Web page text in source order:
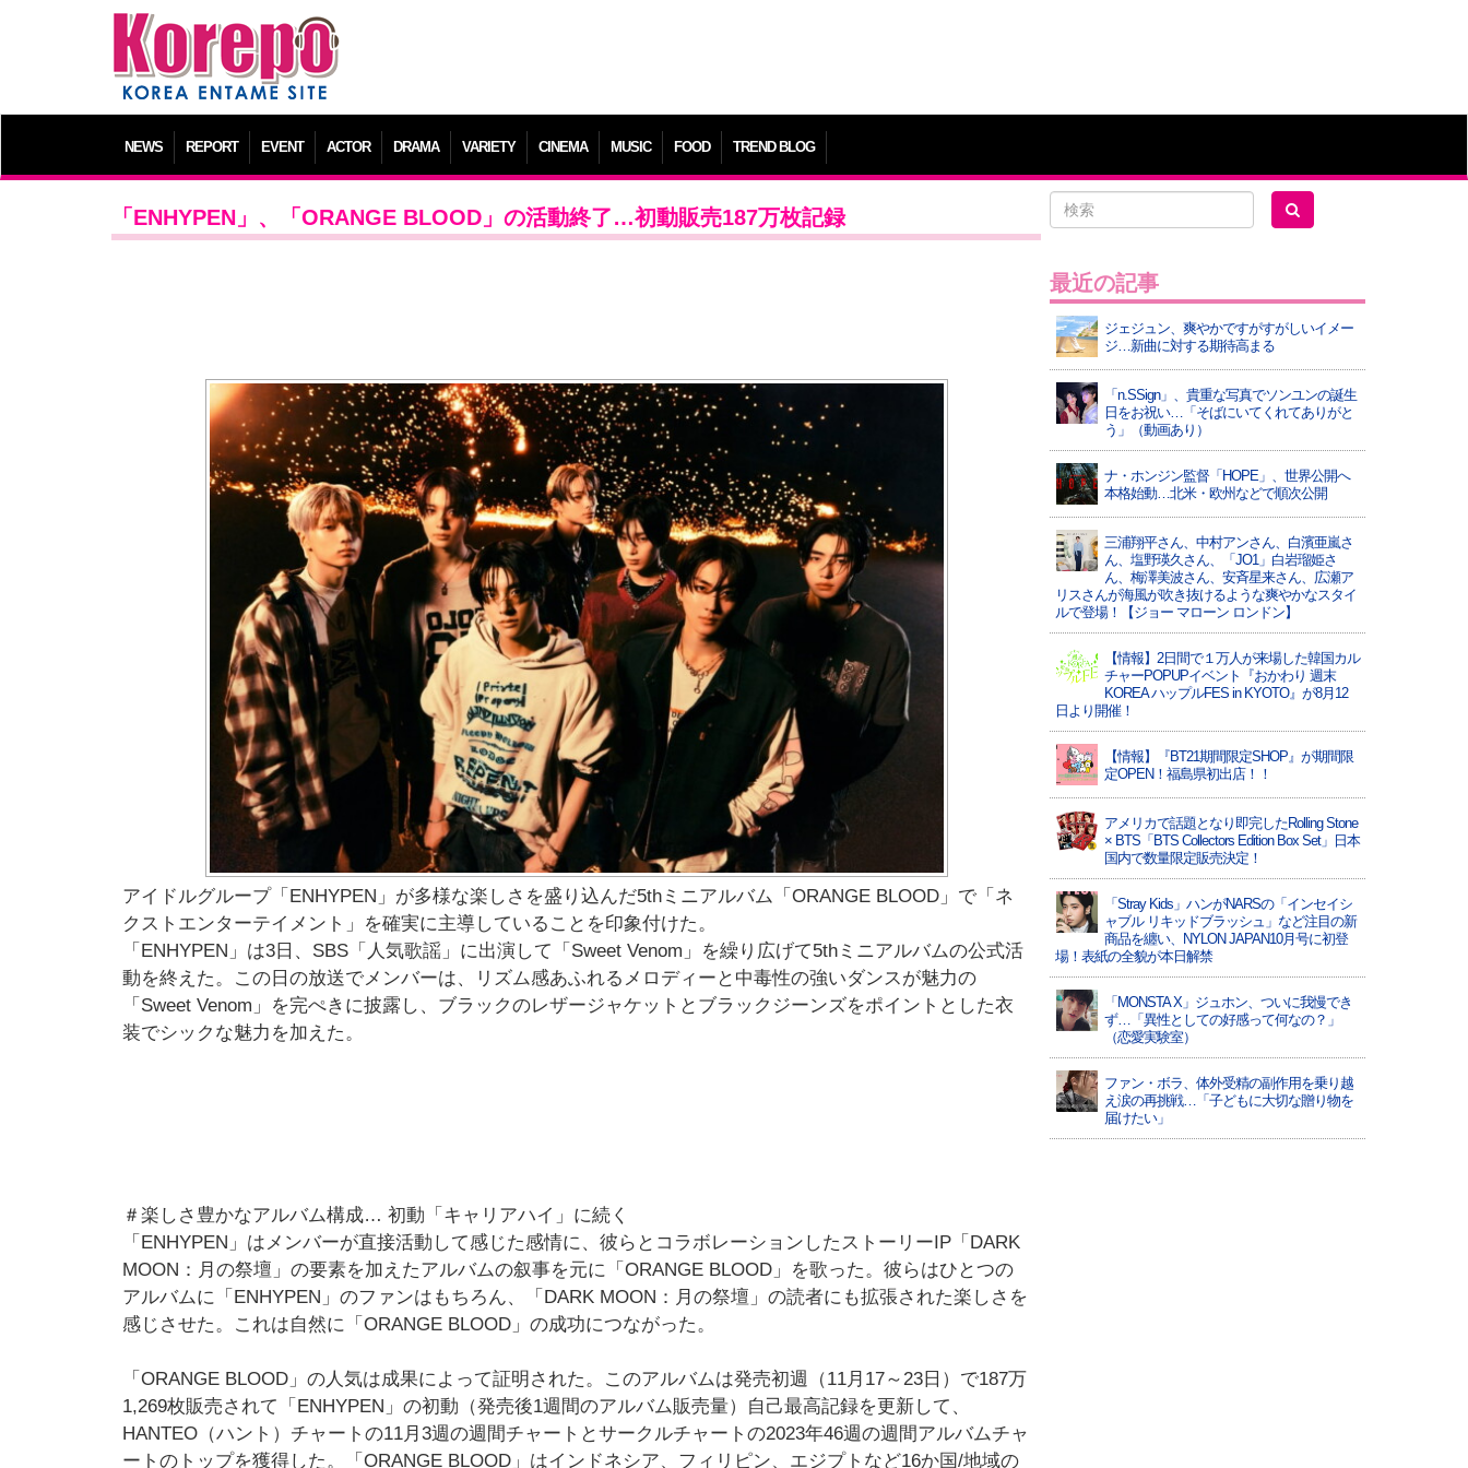
NEWS REPORT EVENT ACTOR DRAMA VARIETY CINEMA MUSIC FOOD TREND BLOG
「ENHYPEN」、「ORANGE BLOOD」の活動終了…初動販売187万枚記録
アイドルグループ「ENHYPEN」が多様な楽しさを盛り込んだ5thミニアルバム「ORANGE BLOOD」で「ネ
クストエンターテイメント」を確実に主導していることを印象付けた。
「ENHYPEN」は3日、SBS「人気歌謡」に出演して「Sweet Venom」を繰り広げて5thミニアルバムの公式活
動を終えた。この日の放送でメンバーは、リズム感あふれるメロディーと中毒性の強いダンスが魅力の
「Sweet Venom」を完ぺきに披露し、ブラックのレザージャケットとブラックジーンズをポイントとした衣
装でシックな魅力を加えた。
＃楽しさ豊かなアルバム構成… 初動「キャリアハイ」に続く
「ENHYPEN」はメンバーが直接活動して感じた感情に、彼らとコラボレーションしたストーリーIP「DARK
MOON：月の祭壇」の要素を加えたアルバムの叙事を元に「ORANGE BLOOD」を歌った。彼らはひとつの
アルバムに「ENHYPEN」のファンはもちろん、「DARK MOON：月の祭壇」の読者にも拡張された楽しさを
感じさせた。これは自然に「ORANGE BLOOD」の成功につながった。
「ORANGE BLOOD」の人気は成果によって証明された。このアルバムは発売初週（11月17～23日）で187万
1,269枚販売されて「ENHYPEN」の初動（発売後1週間のアルバム販売量）自己最高記録を更新して、
HANTEO（ハント）チャートの11月3週の週間チャートとサークルチャートの2023年46週の週間アルバムチャ
ートのトップを獲得した。「ORANGE BLOOD」はインドネシア、フィリピン、エジプトなど16か国/地域の
最近の記事
ジェジュン、爽やかですがすがしいイメー
ジ…新曲に対する期待高まる
「n.SSign」、貴重な写真でソンユンの誕生
日をお祝い…「そばにいてくれてありがと
う」（動画あり）
ナ・ホンジン監督「HOPE」、世界公開へ
本格始動…北米・欧州などで順次公開
三浦翔平さん、中村アンさん、白濱亜嵐さ
ん、塩野瑛久さん、「JO1」白岩瑠姫さ
ん、梅澤美波さん、安斉星来さん、広瀬ア
リスさんが海風が吹き抜けるような爽やかなスタイ
ルで登場！【ジョー マローン ロンドン】
【情報】2日間で１万人が来場した韓国カル
チャーPOPUPイベント『おかわり 週末
KOREA ハップルFES in KYOTO』が8月12
日より開催！
【情報】『BT21期間限定SHOP』が期間限
定OPEN！福島県初出店！！
アメリカで話題となり即完したRolling Stone
× BTS「BTS Collectors Edition Box Set」日本
国内で数量限定販売決定！
「Stray Kids」ハンがNARSの「インセイシ
ャブル リキッドブラッシュ」など注目の新
商品を纏い、NYLON JAPAN10月号に初登
場！表紙の全貌が本日解禁
「MONSTA X」ジュホン、ついに我慢でき
ず…「異性としての好感って何なの？」
（恋愛実験室）
ファン・ボラ、体外受精の副作用を乗り越
え涙の再挑戦…「子どもに大切な贈り物を
届けたい」